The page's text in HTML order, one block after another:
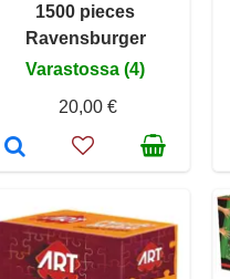
1500 pieces
Ravensburger
Varastossa (4)
20,00 €